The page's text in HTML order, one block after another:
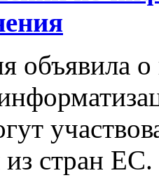
объявила о
стран ЕС.